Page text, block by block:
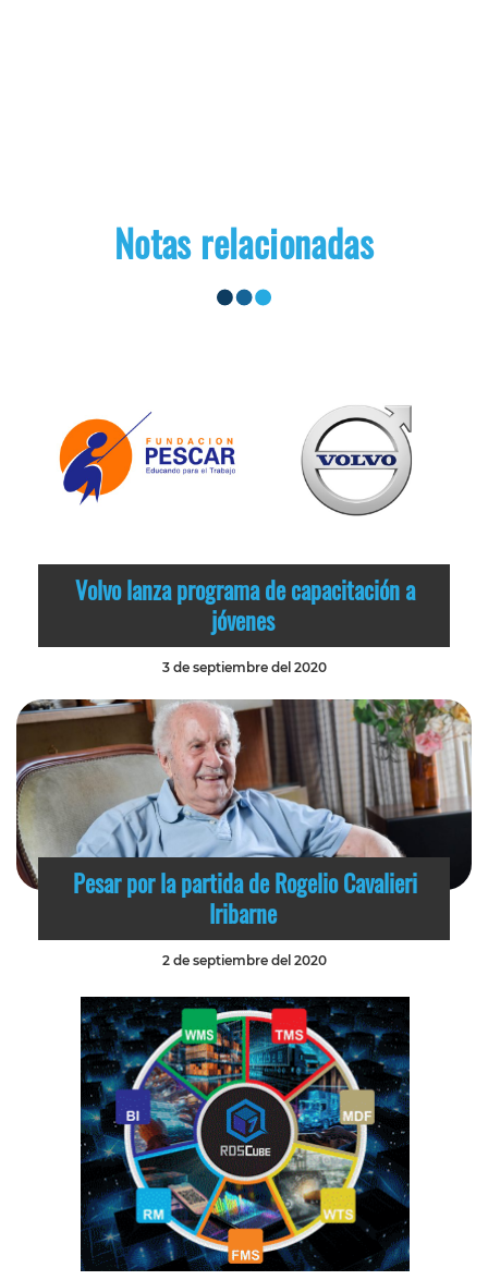
Notas relacionadas
Volvo lanza programa de capacitación a
jóvenes
3 de septiembre del 2020
Pesar por la partida de Rogelio Cavalieri
Iribarne
2 de septiembre del 2020